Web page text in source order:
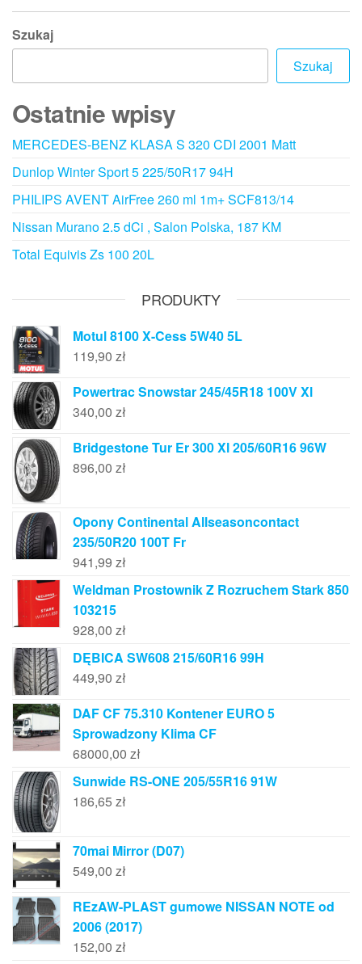
Szukaj
Szukaj
Ostatnie wpisy
MERCEDES-BENZ KLASA S 320 CDI 2001 Matt
Dunlop Winter Sport 5 225/50R17 94H
PHILIPS AVENT AirFree 260 ml 1m+ SCF813/14
Nissan Murano 2.5 dCi , Salon Polska, 187 KM
Total Equivis Zs 100 20L
PRODUKTY
Motul 8100 X-Cess 5W40 5L
119,90 zł
Powertrac Snowstar 245/45R18 100V Xl
340,00 zł
Bridgestone Tur Er 300 Xl 205/60R16 96W
896,00 zł
Opony Continental Allseasoncontact
235/50R20 100T Fr
941,99 zł
Weldman Prostownik Z Rozruchem Stark 850
103215
928,00 zł
DĘBICA SW608 215/60R16 99H
449,90 zł
DAF CF 75.310 Kontener EURO 5
Sprowadzony Klima CF
68000,00 zł
Sunwide RS-ONE 205/55R16 91W
186,65 zł
70mai Mirror (D07)
549,00 zł
REzAW-PLAST gumowe NISSAN NOTE od
2006 (2017)
152,00 zł